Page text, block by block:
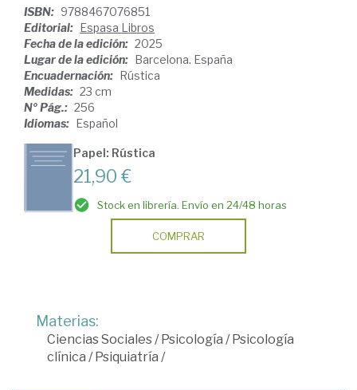
ISBN: 9788467076851
Editorial: Espasa Libros
Fecha de la edición: 2025
Lugar de la edición: Barcelona. España
Encuadernación: Rústica
Medidas: 23 cm
Nº Pág.: 256
Idiomas: Español
Papel: Rústica
21,90 €
Stock en librería. Envío en 24/48 horas
COMPRAR
Materias:
Ciencias Sociales/ Psicología / Psicología
clínica / Psiquiatría /